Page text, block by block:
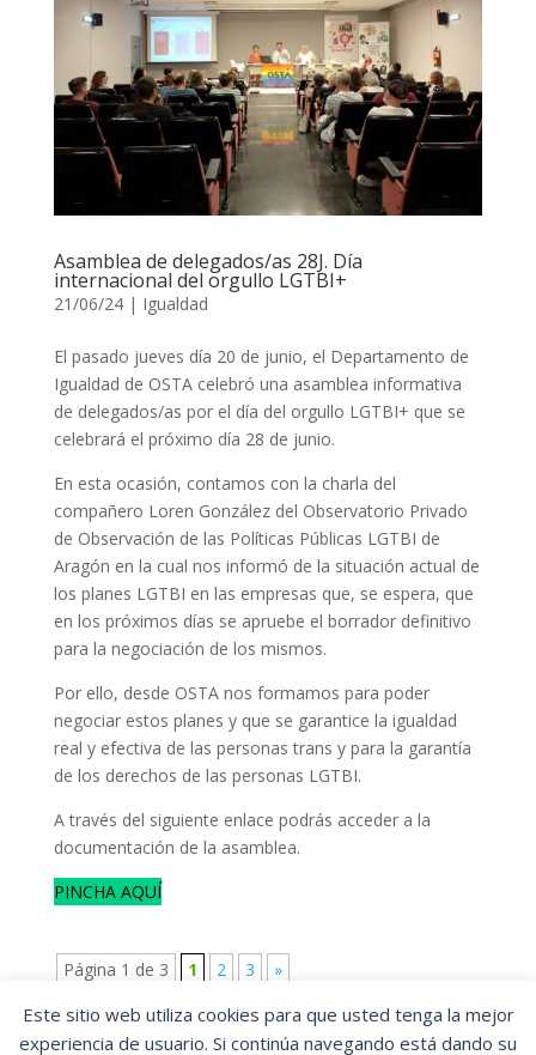
Este sitio web utiliza cookies para que usted tenga la mejor
experiencia de usuario. Si continúa navegando está dando su
Asamblea de delegados/as 28J. Día
internacional del orgullo LGTBI+
21/06/24| Igualdad
El pasado jueves día 20 de junio, el Departamento de
Igualdad de OSTA celebró una asamblea informativa
de delegados/as por el día del orgullo LGTBI+ que se
celebrará el próximo día 28 de junio.
En esta ocasión, contamos con la charla del
compañero Loren González del Observatorio Privado
de Observación de las Políticas Públicas LGTBI de
Aragón en la cual nos informó de la situación actual de
los planes LGTBI en las empresas que, se espera, que
en los próximos días se apruebe el borrador definitivo
para la negociación de los mismos.
Por ello, desde OSTA nos formamos para poder
negociar estos planes y que se garantice la igualdad
real y efectiva de las personas trans y para la garantía
de los derechos de las personas LGTBI.
A través del siguiente enlace podrás acceder a la
documentación de la asamblea.
PINCHA AQUÍ
Página 1 de 3 1 2 3 »